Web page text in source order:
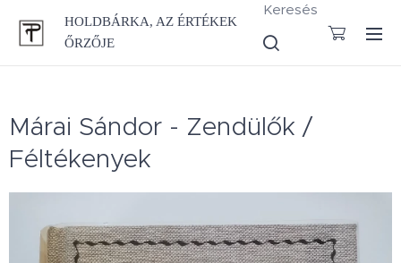
HOLDBÁRKA, AZ ÉRTÉKEK
ŐRZŐJE
Keresés
Márai Sándor - Zendülők /
Féltékenyek